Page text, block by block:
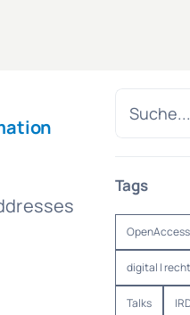
Search
Tags
OpenAccess
digital | recht
Talks